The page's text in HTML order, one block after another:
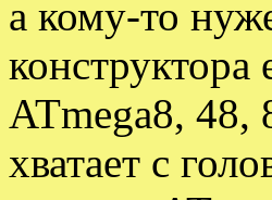
а кому-то
ATmega8, 48,
хватает с